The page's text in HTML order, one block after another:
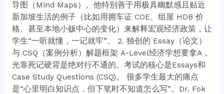
导图（Mind Maps）。他特别善于用极具幽默感且贴近
新加坡生活的例子（比如用拥车证 COE、组屋 HDB 价
格、甚至本地小贩中心的变化）来解释宏观经济政策，让
学生“一听就懂，一记就牢”。 2. 独创的 Essay（论文）
与 CSQ（案例分析）解题框架 A-Level经济学想要拿A，
光靠死记硬背是绝对行不通的。考试的核心是Essays和
Case Study Questions (CSQ)。 很多学生最大的痛点
是“心里明白知识点，但下笔时不知道怎么写”。Dr. Fok